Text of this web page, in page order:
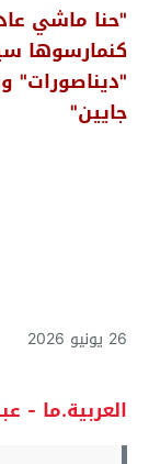
"حنا ماشي
كنمارسوها
"ديناصورات"
جايين"
26 يونيو 2026
العربية.ما -